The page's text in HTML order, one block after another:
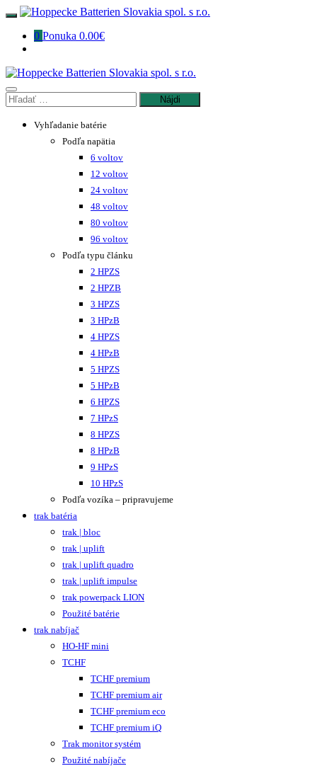
Preskočiť
obsah
0 Ponuka 0.00€
Hľadať:
Vyhľadanie batérie
Podľa napätia
6 voltov
12 voltov
24 voltov
48 voltov
80 voltov
96 voltov
Podľa typu článku
2 HPZS
2 HPZB
3 HPZS
3 HPzB
4 HPZS
4 HPzB
5 HPZS
5 HPzB
6 HPZS
7 HPzS
8 HPZS
8 HPzB
9 HPzS
10 HPzS
Podľa vozíka – pripravujeme
trak batéria
trak | bloc
trak | uplift
trak | uplift quadro
trak | uplift impulse
trak powerpack LION
Použité batérie
trak nabíjač
HO-HF mini
TCHF
TCHF premium
TCHF premium air
TCHF premium eco
TCHF premium iQ
Trak monitor systém
Použité nabíjače